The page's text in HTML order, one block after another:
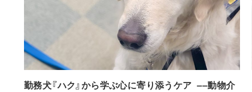
勤務犬『ハク』から学ぶ心に寄り添うケア ––動物介